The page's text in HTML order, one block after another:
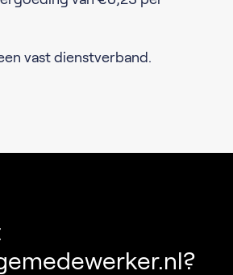
vast dienstverband.